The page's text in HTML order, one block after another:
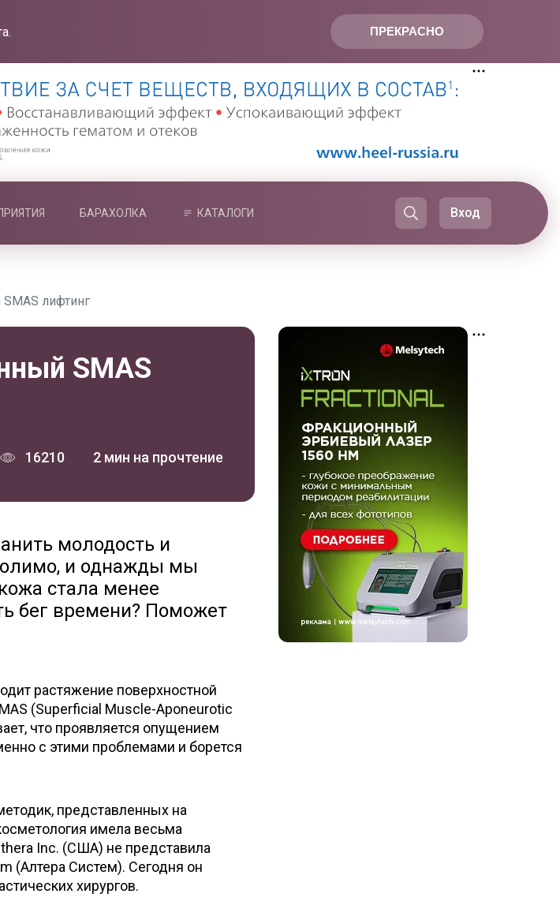
ПРЕКРАСНО
БАРАХОЛКА КАТАЛОГИ Вход
лифтинг
SMAS
16210 2 мин на прочтение
молодость и
и однажды мы
стала менее
бег времени? Поможет
растяжение поверхностной
(Superficial Muscle-Aponeurotic
что проявляется опущением
с этими проблемами и борется
представленных на
имела весьма
Inc. (США) не представила
(Алтера Систем). Сегодня он
хирургов.